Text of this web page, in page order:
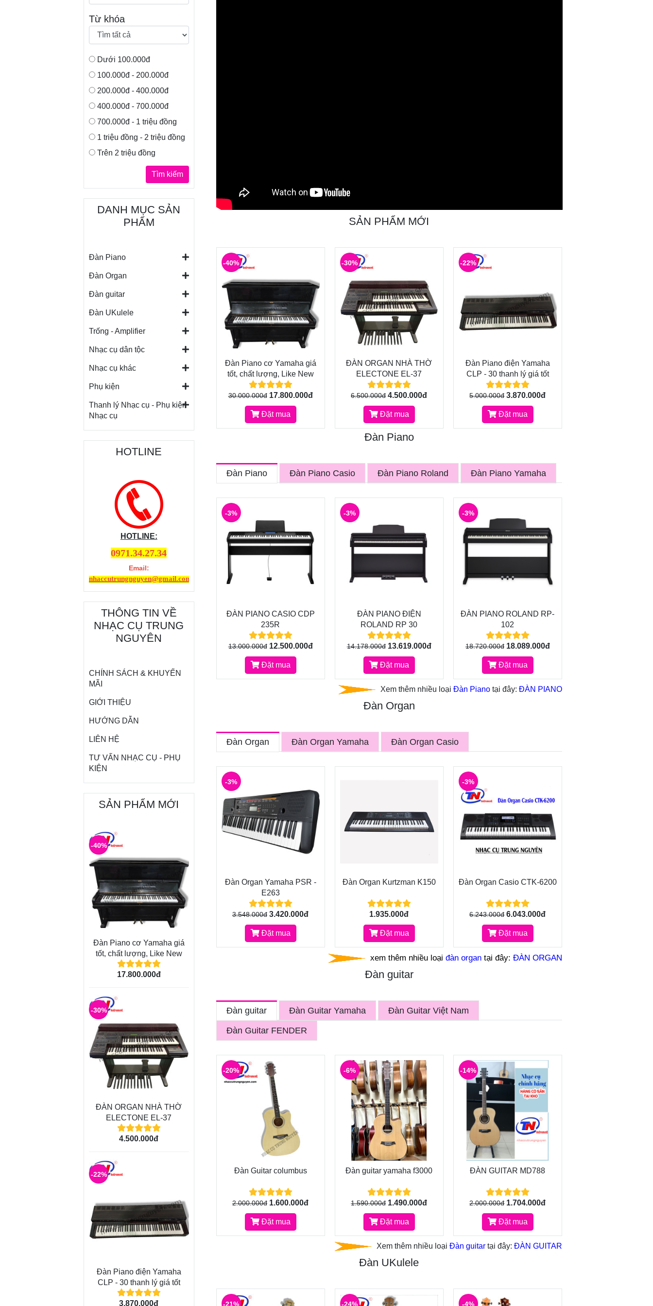
SẢN PHẨM MỚI
Đàn Piano cơ Yamaha giá
tốt, chất lượng, Like New
30.000.000đ 17.800.000đ
-40%
Đặt mua
ĐÀN ORGAN NHÀ THỜ
ELECTONE EL-37
6.500.000đ 4.500.000đ
-30%
Đặt mua
Đàn Piano điện Yamaha
CLP - 30 thanh lý giá tốt
5.000.000đ 3.870.000đ
-22%
Đặt mua
Đàn Piano
Đàn Piano Đàn Piano Casio Đàn Piano Roland Đàn Piano Yamaha
ĐÀN PIANO CASIO CDP
235R
13.000.000đ 12.500.000đ
-3%
Đặt mua
ĐÀN PIANO ĐIỆN
ROLAND RP 30
14.178.000đ 13.619.000đ
-3%
Đặt mua
ĐÀN PIANO ROLAND RP-
102
18.720.000đ 18.089.000đ
-3%
Đặt mua
Xem thêm nhiều loại Đàn Piano tại đây: ĐÀN PIANO
Đàn Organ
Đàn Organ Đàn Organ Yamaha Đàn Organ Casio
Đàn Organ Yamaha PSR -
E263
3.548.000đ 3.420.000đ
-3%
Đặt mua
Đàn Organ Kurtzman K150
1.935.000đ
Đặt mua
Đàn Organ Casio CTK-6200
6.243.000đ 6.043.000đ
-3%
Đặt mua
xem thêm nhiều loại đàn organ tại đây: ĐÀN ORGAN
Đàn guitar
Đàn guitar Đàn Guitar Yamaha Đàn Guitar Việt Nam
Đàn Guitar FENDER
Đàn Guitar columbus
2.000.000đ 1.600.000đ
-20%
Đặt mua
Đàn guitar yamaha f3000
1.590.000đ 1.490.000đ
-6%
Đặt mua
ĐÀN GUITAR MD788
2.000.000đ 1.704.000đ
-14%
Đặt mua
Xem thêm nhiều loại Đàn guitar tại đây: ĐÀN GUITAR
Đàn UKulele
-21% -24% -4%
Từ khóa
Dưới 100.000đ
100.000đ - 200.000đ
200.000đ - 400.000đ
400.000đ - 700.000đ
700.000đ - 1 triệu đồng
1 triệu đồng - 2 triệu đồng
Trên 2 triệu đồng
Tìm kiếm
DANH MỤC SẢN
PHẨM
Đàn Piano
Đàn Organ
Đàn guitar
Đàn UKulele
Trống - Amplifier
Nhạc cụ dân tộc
Nhạc cụ khác
Phụ kiện
Thanh lý Nhạc cụ - Phụ kiện
Nhạc cụ
HOTLINE
HOTLINE:
0971.34.27.34
Email:
nhaccutrungnguyen@gmail.com
THÔNG TIN VỀ
NHẠC CỤ TRUNG
NGUYÊN
CHÍNH SÁCH & KHUYẾN
MÃI
GIỚI THIỆU
HƯỚNG DẪN
LIÊN HỆ
TƯ VẤN NHẠC CỤ - PHỤ
KIỆN
SẢN PHẨM MỚI
Đàn Piano cơ Yamaha giá
tốt, chất lượng, Like New
17.800.000đ
-40%
ĐÀN ORGAN NHÀ THỜ
ELECTONE EL-37
4.500.000đ
-30%
Đàn Piano điện Yamaha
CLP - 30 thanh lý giá tốt
3.870.000đ
-22%